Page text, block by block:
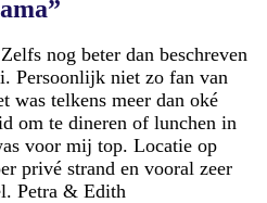
nog beter dan beschreven
Persoonlijk niet zo fan van
telkens meer dan oké
om te dineren of lunchen in
voor mij top. Locatie op
privé strand en vooral zeer
Petra & Edith